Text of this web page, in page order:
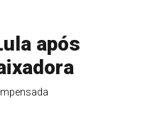
após